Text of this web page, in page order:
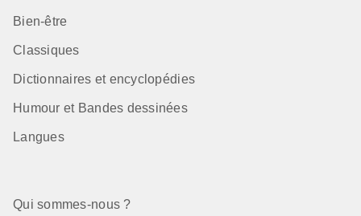
Bien-être
Classiques
Dictionnaires et encyclopédies
Humour et Bandes dessinées
Langues
Qui sommes-nous ?